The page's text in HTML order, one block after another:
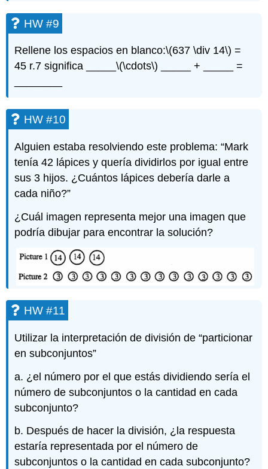
HW #9
Rellene los espacios en blanco:\(637 \div 14\) =
45 r.7 significa _____\(\cdots\) _____ + _____ =
HW #10
Alguien estaba resolviendo este problema: “Mark
tenía 42 lápices y quería dividirlos por igual entre
sus 3 hijos. ¿Cuántos lápices debería darle a
cada niño?”
¿Cuál imagen representa mejor una imagen que
podría dibujar para encontrar la solución?
HW #11
Utilizar la interpretación de división de “particionar
en subconjuntos”
a. ¿el número por el que estás dividiendo sería el
número de subconjuntos o la cantidad en cada
subconjunto?
b. Después de hacer la división, ¿la respuesta
estaría representada por el número de
subconjuntos o la cantidad en cada subconjunto?